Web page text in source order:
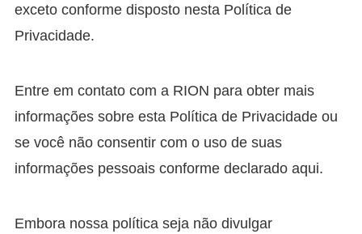
exceto conforme disposto nesta Política de
Privacidade.
Entre em contato com a RION para obter mais
informações sobre esta Política de Privacidade ou
se você não consentir com o uso de suas
informações pessoais conforme declarado aqui.
Embora nossa política seja não divulgar